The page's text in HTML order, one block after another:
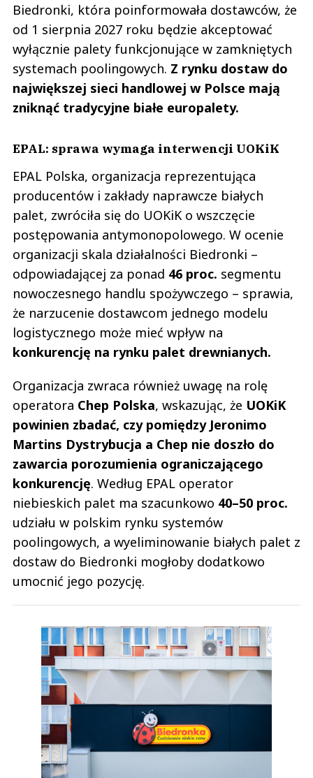
Biedronki, która poinformowała dostawców, że
od 1 sierpnia 2027 roku będzie akceptować
wyłącznie palety funkcjonujące w zamkniętych
systemach poolingowych. Z rynku dostaw do
największej sieci handlowej w Polsce mają
zniknąć tradycyjne białe europalety.
EPAL: sprawa wymaga interwencji UOKiK
EPAL Polska, organizacja reprezentująca
producentów i zakłady naprawcze białych
palet, zwróciła się do UOKiK o wszczęcie
postępowania antymonopolowego. W ocenie
organizacji skala działalności Biedronki –
odpowiadającej za ponad 46 proc. segmentu
nowoczesnego handlu spożywczego – sprawia,
że narzucenie dostawcom jednego modelu
logistycznego może mieć wpływ na
konkurencję na rynku palet drewnianych.
Organizacja zwraca również uwagę na rolę
operatora Chep Polska, wskazując, że UOKiK
powinien zbadać, czy pomiędzy Jeronimo
Martins Dystrybucja a Chep nie doszło do
zawarcia porozumienia ograniczającego
konkurencję. Według EPAL operator
niebieskich palet ma szacunkowo 40–50 proc.
udziału w polskim rynku systemów
poolingowych, a wyeliminowanie białych palet z
dostaw do Biedronki mogłoby dodatkowo
umocnić jego pozycję.